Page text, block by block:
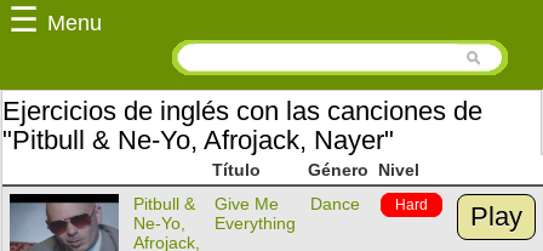
☰ Menu
Ejercicios de inglés con las canciones de
"Pitbull & Ne-Yo, Afrojack, Nayer"
Título Género
Nivel
Pitbull &
Ne-Yo,
Afrojack,
Give Me
Everything
Dance Hard Play